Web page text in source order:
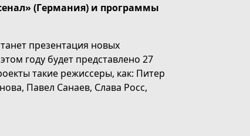
(Германия) и программы
презентация новых
году будет представлено 27
такие режиссеры, как: Питер
Павел Санаев, Слава Росс,